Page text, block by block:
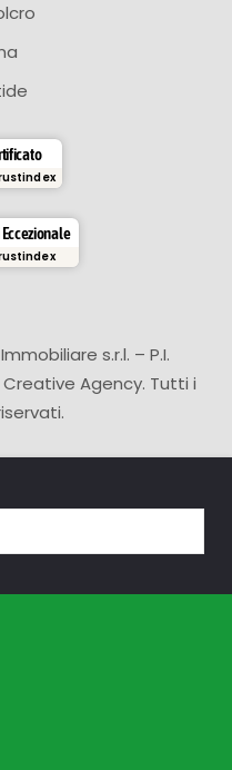
s.r.l. – P.I.
Creative Agency. Tutti i